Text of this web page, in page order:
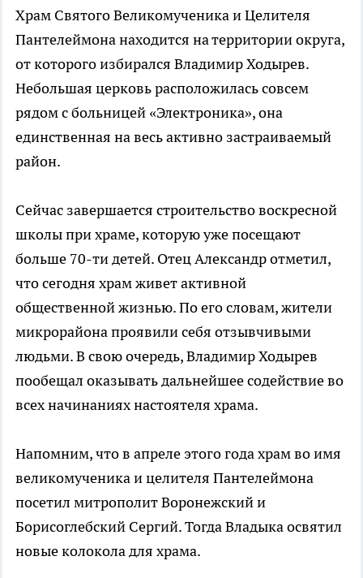
Храм Святого Великомученика и Целителя
Пантелеймона находится на территории округа,
от которого избирался Владимир Ходырев.
Небольшая церковь расположилась совсем
рядом с больницей «Электроника», она
единственная на весь активно застраиваемый
район.
Сейчас завершается строительство воскресной
школы при храме, которую уже посещают
больше 70-ти детей. Отец Александр отметил,
что сегодня храм живет активной
общественной жизнью. По его словам, жители
микрорайона проявили себя отзывчивыми
людьми. В свою очередь, Владимир Ходырев
пообещал оказывать дальнейшее содействие во
всех начинаниях настоятеля храма.
Напомним, что в апреле этого года храм во имя
великомученика и целителя Пантелеймона
посетил митрополит Воронежский и
Борисоглебский Сергий. Тогда Владыка освятил
новые колокола для храма.